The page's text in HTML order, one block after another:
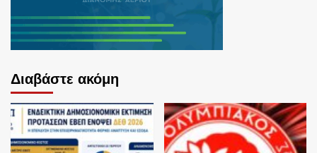
Διαβάστε ακόμη